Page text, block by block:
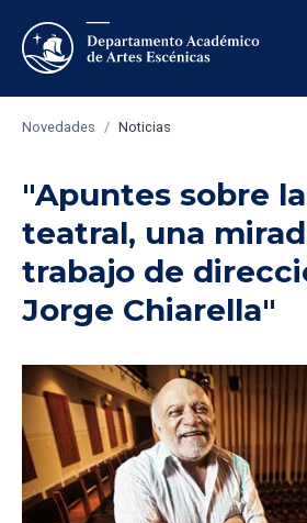
Novedades / Noticias
"Apuntes sobre
teatral, una
trabajo de
Jorge Chiarella"